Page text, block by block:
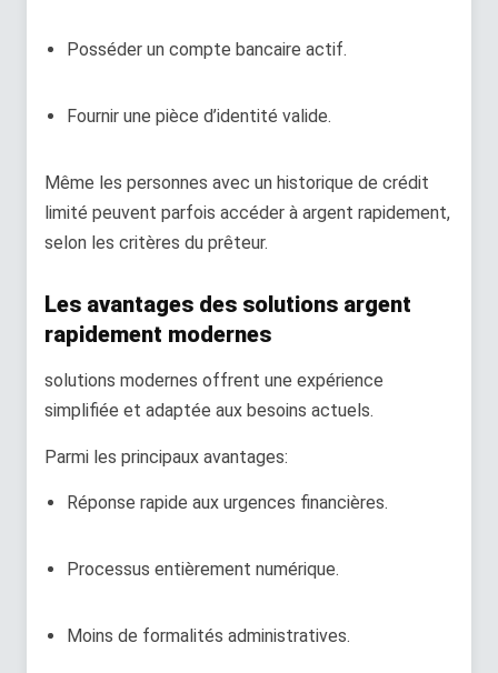
Posséder un compte bancaire actif.
Fournir une pièce d’identité valide.
Même les personnes avec un historique de crédit
limité peuvent parfois accéder à argent rapidement,
selon les critères du prêteur.
Les avantages des solutions argent
rapidement modernes
solutions modernes offrent une expérience
simplifiée et adaptée aux besoins actuels.
Parmi les principaux avantages:
Réponse rapide aux urgences financières.
Processus entièrement numérique.
Moins de formalités administratives.